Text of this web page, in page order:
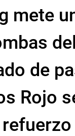
mete
del
de
Rojo